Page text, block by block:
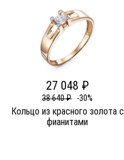
27 048 ₽
38 640 ₽ -30%
Кольцо из красного золота c
фианитами